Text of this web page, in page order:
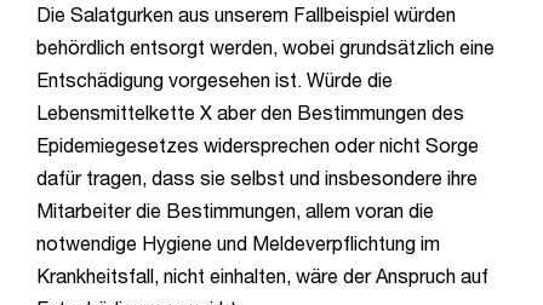
Die Salatgurken aus unserem Fallbeispiel würden
behördlich entsorgt werden, wobei grundsätzlich eine
Entschädigung vorgesehen ist. Würde die
Lebensmittelkette X aber den Bestimmungen des
Epidemiegesetzes widersprechen oder nicht Sorge
dafür tragen, dass sie selbst und insbesondere ihre
Mitarbeiter die Bestimmungen, allem voran die
notwendige Hygiene und Meldeverpflichtung im
Krankheitsfall, nicht einhalten, wäre der Anspruch auf